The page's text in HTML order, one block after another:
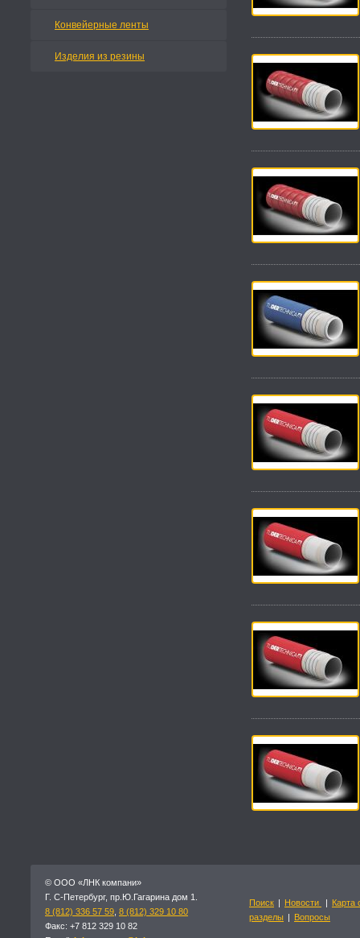
Конвейерные ленты
Изделия из резины
© OOO «ЛНК компани»
Г. С-Петербург, пр.Ю.Гагарина дом 1.
8 (812) 336 57 59 8 (812) 329 10 80
Факс: +7 812 329 10 82
Поиск | Новости | Карта
разделы | Вопросы